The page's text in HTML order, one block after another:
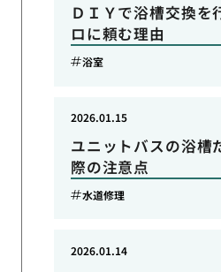
ＤＩＹで浴槽交換を
ロに頼む理由
浴室
ユニットバスの浴槽
際の注意点
2026.01.15
水道修理
2026.01.14